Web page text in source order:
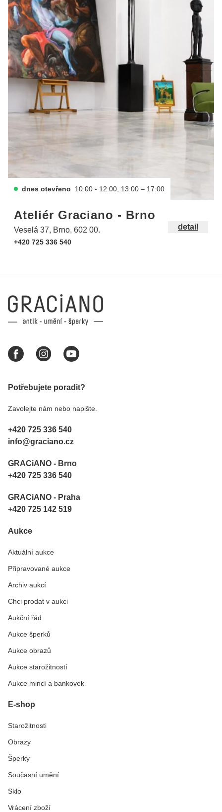
dnes otevřeno 10:00 - 12:00, 13:00 – 17:00
Ateliér Graciano - Brno
Veselá 37, Brno, 602 00.
+420 725 336 540
detail
Potřebujete poradit?
Zavolejte nám nebo napište.
+420 725 336 540
info@graciano.cz
GRACiANO - Brno
+420 725 336 540
GRACiANO - Praha
+420 725 142 519
Aukce
Aktuální aukce
Připravované aukce
Archiv aukcí
Chci prodat v aukci
Aukční řád
Aukce šperků
Aukce obrazů
Aukce starožitností
Aukce mincí a bankovek
E-shop
Starožitnosti
Obrazy
Šperky
Současní umění
Sklo
Vrácení zboží